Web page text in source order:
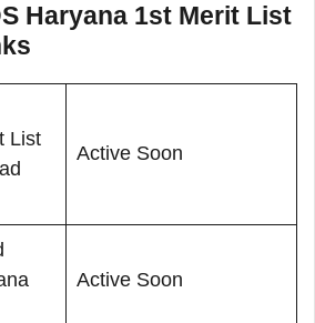
Haryana 1st Merit List
List
Active Soon
Active Soon